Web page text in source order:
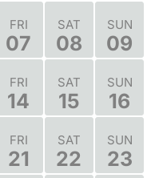
FRI
07
SAT
08
SUN
09
FRI
14
SAT
15
SUN
16
FRI
21
SAT
22
SUN
23